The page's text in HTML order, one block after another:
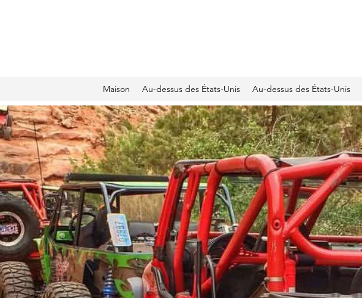
Maison Au-dessus des États-Unis Au-dessus des États-Unis